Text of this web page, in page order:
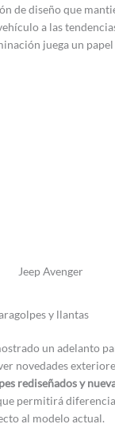
de diseño que
a las
juega un
Jeep Avenger
y llantas
un adelanto
novedades
rediseñados y
permitirá
al modelo actual.